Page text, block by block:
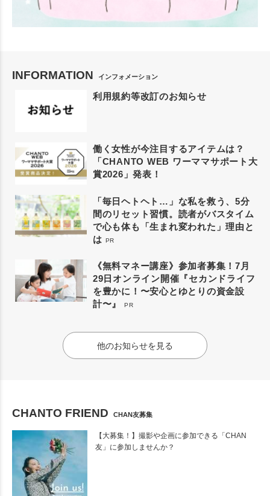
INFORMATION インフォメーション
利用規約等改訂のお知らせ
働く女性が今注目するアイテムは？
「CHANTO WEB ワーママサポート大
賞2026」発表！
「毎日ヘトヘト…」な私を救う、5分
間のリセット習慣。読者がバスタイム
で心も体も「生まれ変われた」理由と
は PR
《無料マネー講座》参加者募集！7月
29日オンライン開催『セカンドライフ
を豊かに！〜安心とゆとりの資金設
計〜』
PR
他のお知らせを見る
CHANTO FRIEND CHAN友募集
【大募集！】撮影や企画に参加できる「CHAN
友」に参加しませんか？